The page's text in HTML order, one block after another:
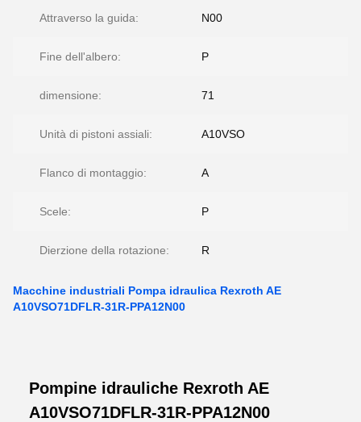
Attraverso la guida: N00
Fine dell'albero: P
dimensione: 71
Unità di pistoni assiali: A10VSO
Flanco di montaggio: A
Scele: P
Dierzione della rotazione: R
Macchine industriali Pompa idraulica Rexroth AE
A10VSO71DFLR-31R-PPA12N00
Pompine idrauliche Rexroth AE
A10VSO71DFLR-31R-PPA12N00